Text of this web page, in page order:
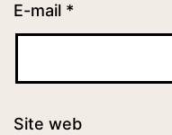
E-mail *
Site web